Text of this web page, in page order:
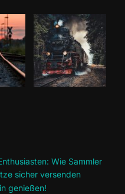
Wie Sammler
sicher versenden
genießen!